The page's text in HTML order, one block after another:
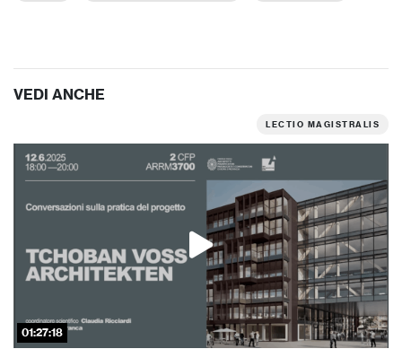
VEDI ANCHE
LECTIO MAGISTRALIS
01:27:18